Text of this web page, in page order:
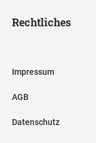
Rechtliches
Impressum
AGB
Datenschutz